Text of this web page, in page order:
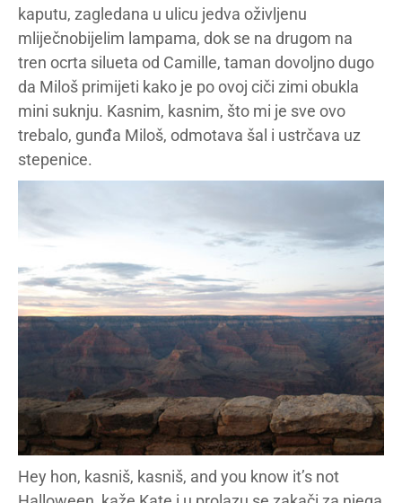
kaputu, zagledana u ulicu jedva oživljenu
mliječnobijelim lampama, dok se na drugom na
tren ocrta silueta od Camille, taman dovoljno dugo
da Miloš primijeti kako je po ovoj ciči zimi obukla
mini suknju. Kasnim, kasnim, što mi je sve ovo
trebalo, gunđa Miloš, odmotava šal i ustrčava uz
stepenice.
Hey hon, kasniš, kasniš, and you know it’s not